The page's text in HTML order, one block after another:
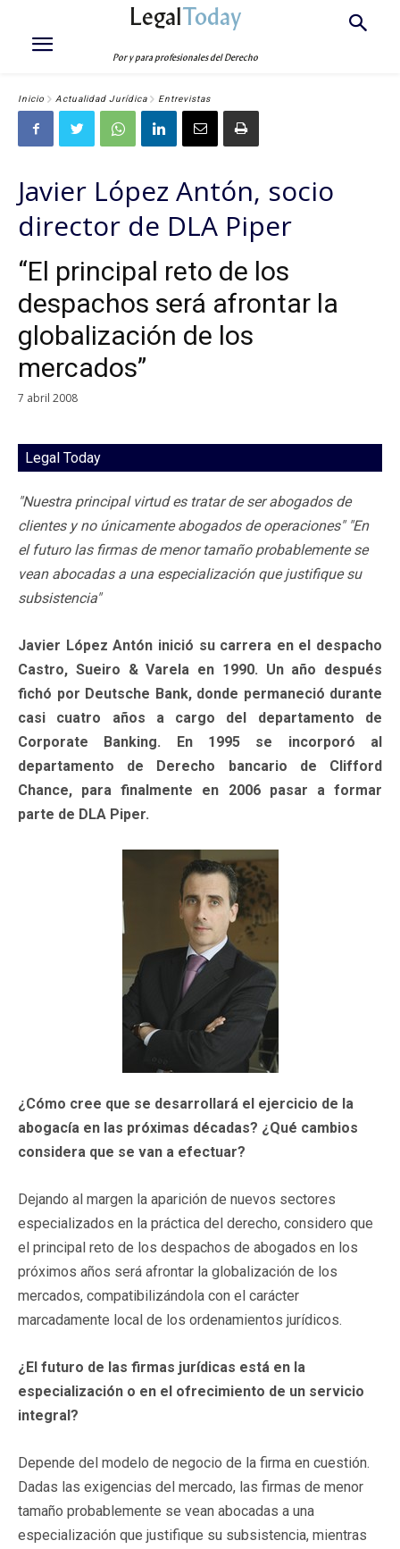
LegalToday
Por y para profesionales del Derecho
Inicio Actualidad Jurídica Entrevistas
Javier López Antón, socio
director de DLA Piper
“El principal reto de los
despachos será afrontar la
globalización de los
mercados”
7 abril 2008
Legal Today
"Nuestra principal virtud es tratar de ser abogados de
clientes y no únicamente abogados de operaciones" "En
el futuro las firmas de menor tamaño probablemente se
vean abocadas a una especialización que justifique su
subsistencia"
Javier López Antón inició su carrera en el despacho
Castro, Sueiro & Varela en 1990. Un año después
fichó por Deutsche Bank, donde permaneció durante
casi cuatro años a cargo del departamento de
Corporate Banking. En 1995 se incorporó al
departamento de Derecho bancario de Clifford
Chance, para finalmente en 2006 pasar a formar
parte de DLA Piper.
¿Cómo cree que se desarrollará el ejercicio de la
abogacía en las próximas décadas? ¿Qué cambios
considera que se van a efectuar?
Dejando al margen la aparición de nuevos sectores
especializados en la práctica del derecho, considero que
el principal reto de los despachos de abogados en los
próximos años será afrontar la globalización de los
mercados, compatibilizándola con el carácter
marcadamente local de los ordenamientos jurídicos.
¿El futuro de las firmas jurídicas está en la
especialización o en el ofrecimiento de un servicio
integral?
Depende del modelo de negocio de la firma en cuestión.
Dadas las exigencias del mercado, las firmas de menor
tamaño probablemente se vean abocadas a una
especialización que justifique su subsistencia, mientras